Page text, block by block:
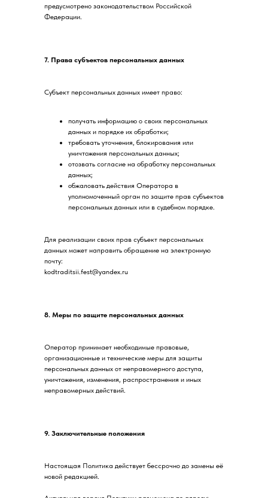
предусмотрено законодательством Российской
Федерации.
7. Права субъектов персональных данных
Субъект персональных данных имеет право:
получать информацию о своих персональных
данных и порядке их обработки;
требовать уточнения, блокирования или
уничтожения персональных данных;
отозвать согласие на обработку персональных
данных;
обжаловать действия Оператора в
уполномоченный орган по защите прав субъектов
персональных данных или в судебном порядке.
Для реализации своих прав субъект персональных
данных может направить обращение на электронную
почту:
kodtraditsii.fest@yandex.ru
8. Меры по защите персональных данных
Оператор принимает необходимые правовые,
организационные и технические меры для защиты
персональных данных от неправомерного доступа,
уничтожения, изменения, распространения и иных
неправомерных действий.
9. Заключительные положения
Настоящая Политика действует бессрочно до замены её
новой редакцией.